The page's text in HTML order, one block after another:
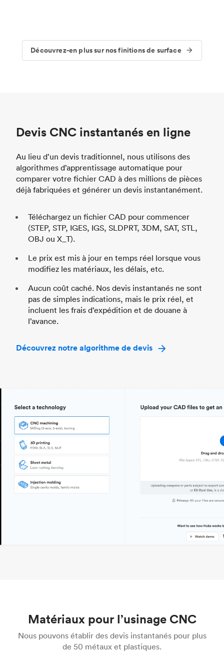
Découvrez-en plus sur nos finitions de surface
Devis CNC instantanés en ligne
Au lieu d’un devis traditionnel, nous utilisons des
algorithmes d’apprentissage automatique pour
comparer votre fichier CAD à des millions de pièces
déjà fabriquées et générer un devis instantanément.
Téléchargez un fichier CAD pour commencer
(STEP, STP, IGES, IGS, SLDPRT, 3DM, SAT, STL,
OBJ ou X_T).
Le prix est mis à jour en temps réel lorsque vous
modifiez les matériaux, les délais, etc.
Aucun coût caché. Nos devis instantanés ne sont
pas de simples indications, mais le prix réel, et
incluent les frais d’expédition et de douane à
l’avance.
Découvrez notre algorithme de devis
Matériaux pour l’usinage CNC
Nous pouvons établir des devis instantanés pour plus
de 50 métaux et plastiques.